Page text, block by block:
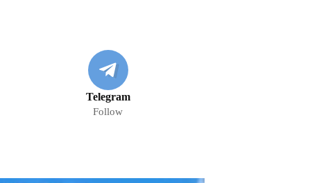
Telegram
Follow